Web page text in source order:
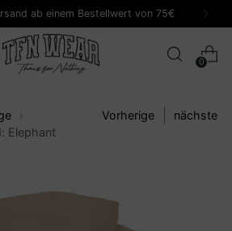
ab einem Bestellwert von 75€
0
Elephant
Vorherige nächste